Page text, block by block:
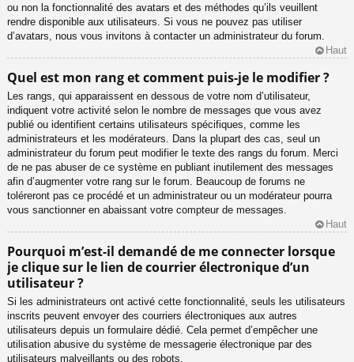
ou non la fonctionnalité des avatars et des méthodes qu’ils veuillent
rendre disponible aux utilisateurs. Si vous ne pouvez pas utiliser
d’avatars, nous vous invitons à contacter un administrateur du forum.
Haut
Quel est mon rang et comment puis-je le modifier ?
Les rangs, qui apparaissent en dessous de votre nom d’utilisateur,
indiquent votre activité selon le nombre de messages que vous avez
publié ou identifient certains utilisateurs spécifiques, comme les
administrateurs et les modérateurs. Dans la plupart des cas, seul un
administrateur du forum peut modifier le texte des rangs du forum. Merci
de ne pas abuser de ce système en publiant inutilement des messages
afin d’augmenter votre rang sur le forum. Beaucoup de forums ne
toléreront pas ce procédé et un administrateur ou un modérateur pourra
vous sanctionner en abaissant votre compteur de messages.
Haut
Pourquoi m’est-il demandé de me connecter lorsque
je clique sur le lien de courrier électronique d’un
utilisateur ?
Si les administrateurs ont activé cette fonctionnalité, seuls les utilisateurs
inscrits peuvent envoyer des courriers électroniques aux autres
utilisateurs depuis un formulaire dédié. Cela permet d’empêcher une
utilisation abusive du système de messagerie électronique par des
utilisateurs malveillants ou des robots.